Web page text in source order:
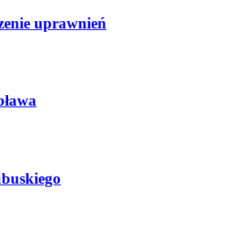
uprawnień